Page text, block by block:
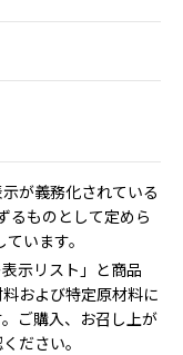
が義務化されている
るものとして定めら
います。
示リスト」と商品
および特定原材料に
ご購入、お召し上が
ださい。